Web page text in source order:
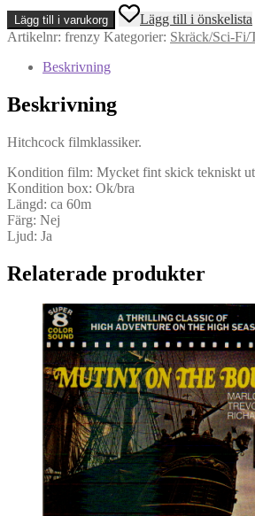
Frenzy
-
(Super
Ljud)
Lägg till i varukorg
Lägg till i önskelista
Artikelnr: frenzy Kategorier: Skräck/Sci-Fi/
Beskrivning
Beskrivning
Hitchcock filmklassiker.
Kondition film: Mycket fint skick tekniskt
Kondition box: Ok/bra
Längd: ca 60m
Färg: Nej
Ljud: Ja
Relaterade produkter